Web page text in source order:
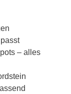
– alles